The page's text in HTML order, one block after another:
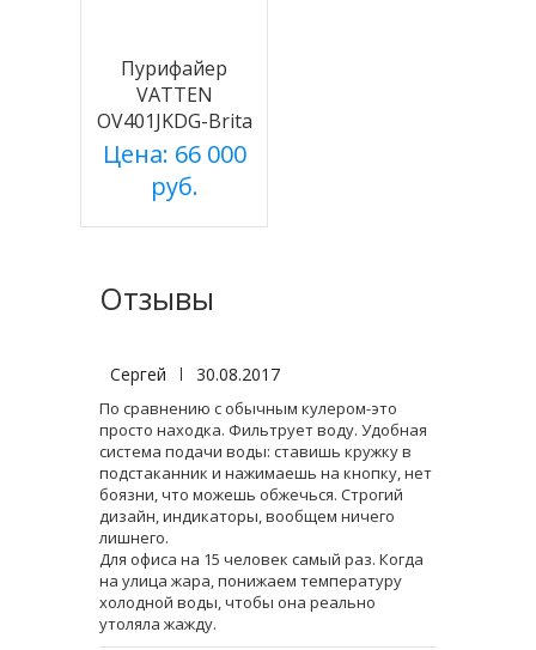
Пурифайер
VATTEN
OV401JKDG-Brita
Цена: 66 000
руб.
Отзывы
Сергей | 30.08.2017
По сравнению с обычным кулером-это
просто находка. Фильтрует воду. Удобная
система подачи воды: ставишь кружку в
подстаканник и нажимаешь на кнопку, нет
боязни, что можешь обжечься. Строгий
дизайн, индикаторы, вообщем ничего
лишнего.
Для офиса на 15 человек самый раз. Когда
на улица жара, понижаем температуру
холодной воды, чтобы она реально
утоляла жажду.